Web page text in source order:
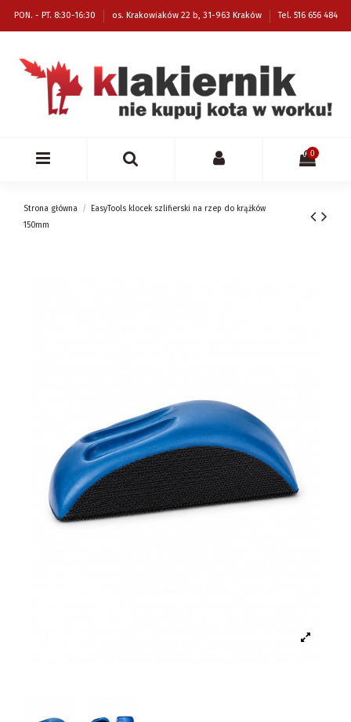
PON. - PT. 8:30-16:30 os. Krakowiaków 22 b, 31-963 Kraków Tel. 516 656 484
0
Strona główna
EasyTools klocek szlifierski na rzep do krążków
150mm